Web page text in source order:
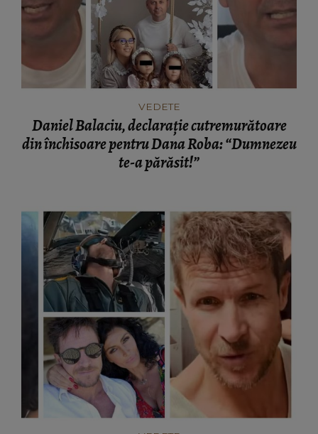
VEDETE
Daniel Balaciu, declarație cutremurătoare
din închisoare pentru Dana Roba: “Dumnezeu
te-a părăsit!”